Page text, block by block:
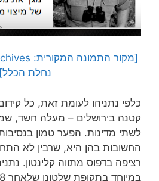
נחלת הכלל]
כלפי נתניהו לעומת זאת, כל
קטנה בירושלים – מעלה חשד,
לשתי מדינות. הפער טמון
החשובות בהן היא, שרבין לא
רציפה בדפוס מתווה קלינטון.